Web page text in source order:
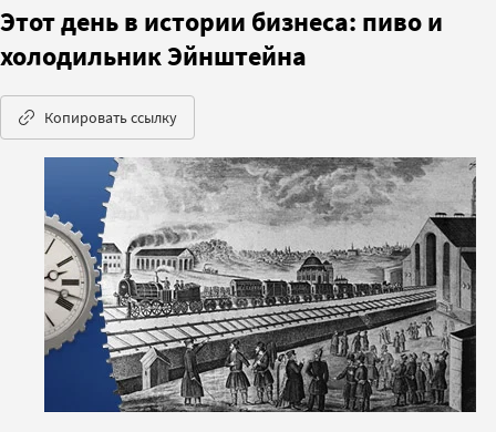
Этот день в истории бизнеса: пиво и
холодильник Эйнштейна
Копировать ссылку